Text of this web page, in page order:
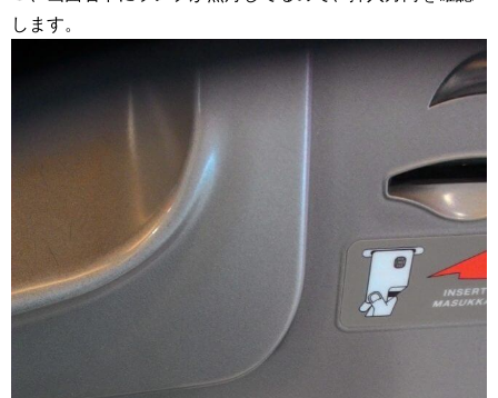
します。